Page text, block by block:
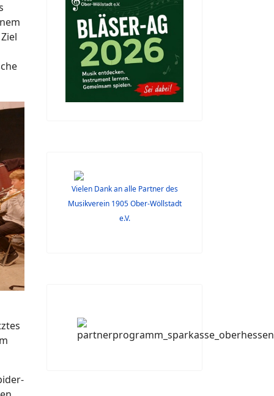
Vielen Dank an alle Partner des
Musikverein 1905 Ober-Wöllstadt
e.V.